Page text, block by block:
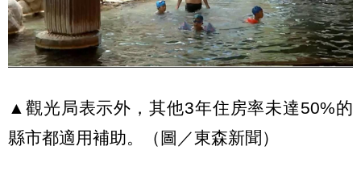
▲觀光局表示外，其他3年住房率未達50%的
縣市都適用補助。（圖／東森新聞）